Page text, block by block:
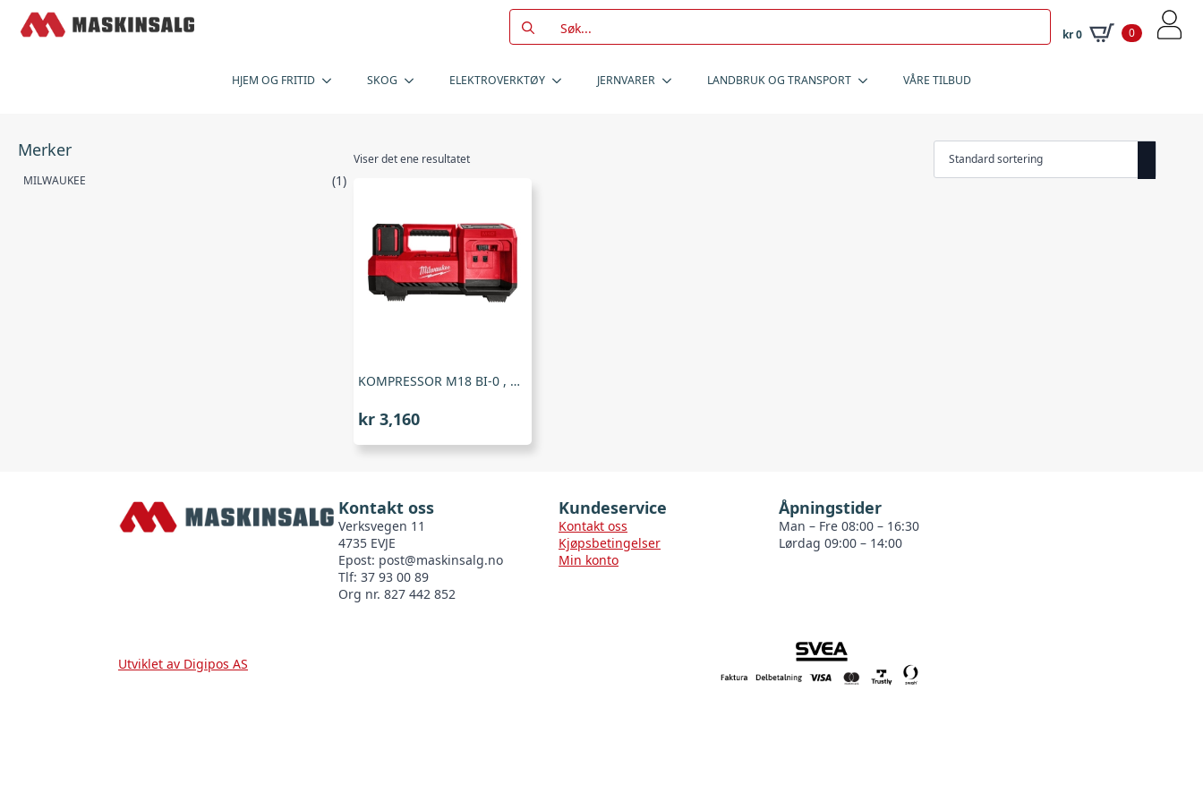
Search
for:
kr0 0
HJEM OG FRITID SKOG ELEKTROVERKTØY JERNVARER LANDBRUK OG TRANSPORT VÅRE TILBUD
Merker
MILWAUKEE (1)
Viser det ene resultatet
KOMPRESSOR M18 BI-0 , Milwaukee
kr 3,160
Kontakt oss
Verksvegen 11
4735 EVJE
Epost: post@maskinsalg.no
Tlf: 37 93 00 89
Org nr. 827 442 852
Kundeservice
Kontakt oss
Kjøpsbetingelser
Min konto
Åpningstider
Man – Fre 08:00 – 16:30
Lørdag 09:00 – 14:00
Utviklet av Digipos AS